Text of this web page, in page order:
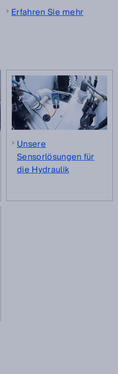
Erfahren Sie mehr
Unsere
Sensorlösungen für
die Hydraulik